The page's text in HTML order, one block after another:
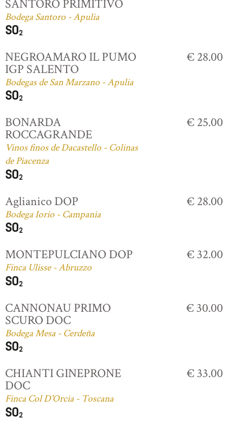
SANTORO PRIMITIVO
Bodega Santoro - Apulia
NEGROAMARO IL PUMO
IGP SALENTO
Bodegas de San Marzano - Apulia
€ 28.00
BONARDA
ROCCAGRANDE
Vinos finos de Dacastello - Colinas
de Piacenza
€ 25.00
Aglianico DOP
Bodega Iorio - Campania
€ 28.00
MONTEPULCIANO DOP
Finca Ulisse - Abruzzo
€ 32.00
CANNONAU PRIMO
SCURO DOC
Bodega Mesa - Cerdeña
€ 30.00
CHIANTI GINEPRONE
DOC
Finca Col D'Orcia - Toscana
€ 33.00